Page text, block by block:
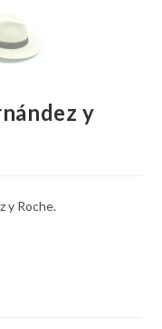
y
y Roche.